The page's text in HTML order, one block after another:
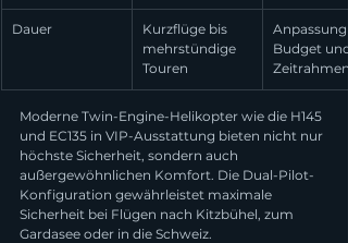
Dauer
Kurzflüge bis
mehrstündige
Touren
Anpassung
Budget und
Zeitrahmen
Moderne Twin-Engine-Helikopter wie die H145
und EC135 in VIP-Ausstattung bieten nicht nur
höchste Sicherheit, sondern auch
außergewöhnlichen Komfort. Die Dual-Pilot-
Konfiguration gewährleistet maximale
Sicherheit bei Flügen nach Kitzbühel, zum
Gardasee oder in die Schweiz.